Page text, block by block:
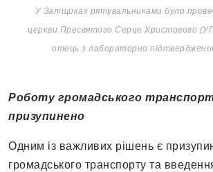
У Заліщиках рятувальниками було
церкви Пресвятого Серце Христового
отець з лабораторно
Роботу громадського
призупинено
Одним із важливих рішень є
громадського транспорту та